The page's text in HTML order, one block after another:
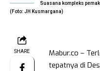
Suasana kompleks
(Foto: JH Kusmargana)
SHARE
Mabur.co –
tepatnya di